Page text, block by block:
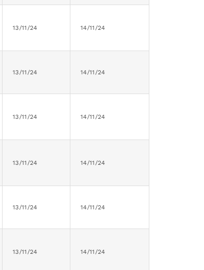
13/11/24 14/11/24
13/11/24 14/11/24
13/11/24 14/11/24
13/11/24 14/11/24
13/11/24 14/11/24
13/11/24 14/11/24